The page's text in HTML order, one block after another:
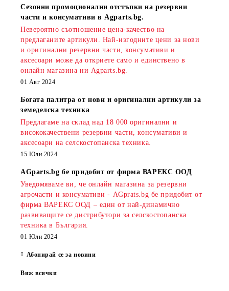
Сезонни промоционални отстъпки на резервни
части и консумативи в Agparts.bg.
Невероятно съотношение цена-качество на
предлаганите артикули. Най-изгодните цени за нови
и оригинални резервни части, консумативи и
аксесоари може да откриете само и единствено в
онлайн магазина ни Agparts.bg.
01 Авг 2024
Богата палитра от нови и оригинални артикули за
земеделска техника
Предлагаме на склад над 18 000 оригинални и
висококачествени резервни части, консумативи и
аксесоари на селскостопанска техника.
15 Юли 2024
AGparts.bg бе придобит от фирма ВАРЕКС ООД
Уведомяваме ви, че онлайн магазина за резервни
агрочасти и консумативи - AGprats.bg бе придобит от
фирма ВАРЕКС ООД – един от най-динамично
развиващите се дистрибутори за селскостопанска
техника в България.
01 Юли 2024
Абонирай се за новини
Виж всички